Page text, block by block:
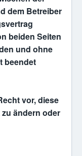
dem Betreiber
beiden Seiten
und ohne
beendet
vor, diese
ändern oder